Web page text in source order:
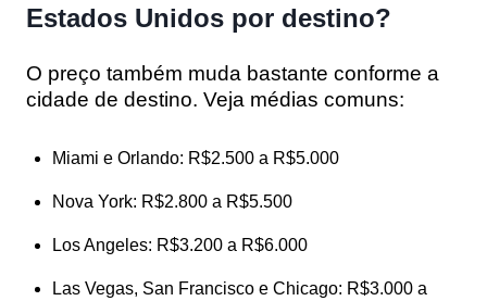
Estados Unidos por destino?
O preço também muda bastante conforme a
cidade de destino. Veja médias comuns:
Miami e Orlando: R$2.500 a R$5.000
Nova York: R$2.800 a R$5.500
Los Angeles: R$3.200 a R$6.000
Las Vegas, San Francisco e Chicago: R$3.000 a